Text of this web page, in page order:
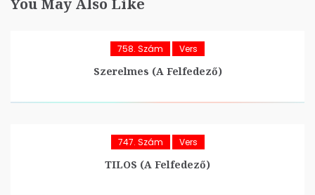
You May Also Like
758. Szám Vers
Szerelmes (A Felfedező)
747. Szám Vers
TILOS (A Felfedező)